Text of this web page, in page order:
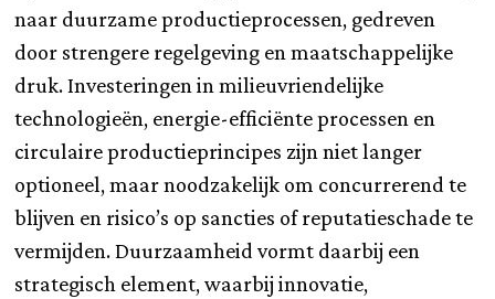
naar duurzame productieprocessen, gedreven
door strengere regelgeving en maatschappelijke
druk. Investeringen in milieuvriendelijke
technologieën, energie-efficiënte processen en
circulaire productieprincipes zijn niet langer
optioneel, maar noodzakelijk om concurrerend te
blijven en risico’s op sancties of reputatieschade te
vermijden. Duurzaamheid vormt daarbij een
strategisch element, waarbij innovatie,